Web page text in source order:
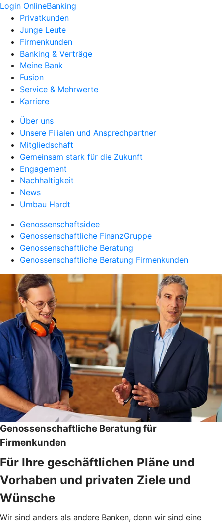
Login OnlineBanking
Privatkunden
Junge Leute
Firmenkunden
Banking & Verträge
Meine Bank
Fusion
Service & Mehrwerte
Karriere
Über uns
Unsere Filialen und Ansprechpartner
Mitgliedschaft
Gemeinsam stark für die Zukunft
Engagement
Nachhaltigkeit
News
Umbau Hardt
Genossenschaftsidee
Genossenschaftliche FinanzGruppe
Genossenschaftliche Beratung
Genossenschaftliche Beratung Firmenkunden
Genossenschaftliche Beratung für
Firmenkunden
Für Ihre geschäftlichen Pläne und
Vorhaben und privaten Ziele und
Wünsche
Wir sind anders als andere Banken, denn wir sind eine